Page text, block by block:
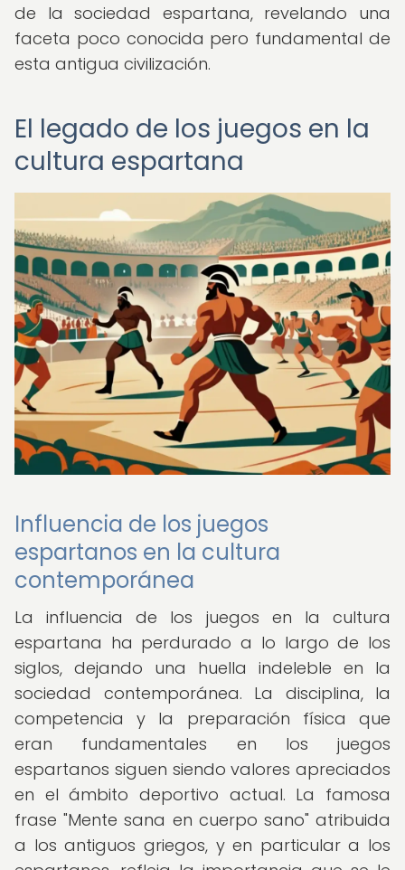
de la sociedad espartana, revelando una
faceta poco conocida pero fundamental de
esta antigua civilización.
El legado de los juegos en la
cultura espartana
Influencia de los juegos
espartanos en la cultura
contemporánea
La influencia de los juegos en la cultura
espartana ha perdurado a lo largo de los
siglos, dejando una huella indeleble en la
sociedad contemporánea. La disciplina, la
competencia y la preparación física que
eran fundamentales en los juegos
espartanos siguen siendo valores apreciados
en el ámbito deportivo actual. La famosa
frase "Mente sana en cuerpo sano" atribuida
a los antiguos griegos, y en particular a los